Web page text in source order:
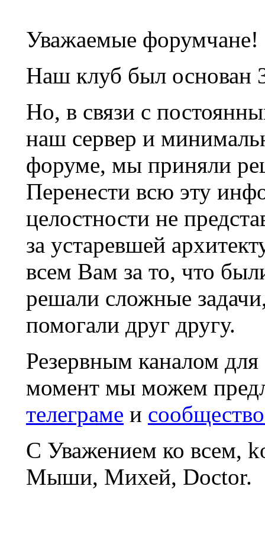
Уважаемые форумчане!
Наш клуб был основан
Но, в связи с
наш сервер и
форуме, мы приняли
Перенести всю эту
целостности не
за устаревшей
всем Вам за то, что
решали сложные
помогали друг другу.
Резервным каналом
момент мы можем
телеграме и
С Уважением ко всем,
Мыши, Михей, Doctor.